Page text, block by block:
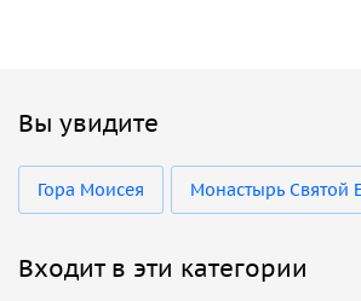
Вы увидите
Гора Моисея Монастырь Святой
Входит в эти категории